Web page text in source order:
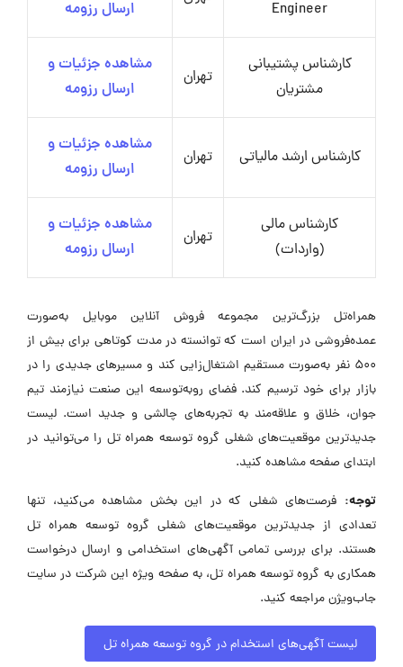
Engineer
ارسال رزومه
کارشناس پشتیبانی
مشتریان
تهران
مشاهده جزئیات و
ارسال رزومه
کارشناس ارشد مالیاتی تهران
مشاهده جزئیات و
ارسال رزومه
کارشناس مالی
(واردات)
تهران
مشاهده جزئیات و
ارسال رزومه
همراه‌تل بزرگ‌ترین مجموعه فروش آنلاین موبایل به‌صورت
عمده‌فروشی در ایران است که توانسته در مدت کوتاهی برای بیش از
۵۰۰ نفر به‌صورت مستقیم اشتغال‌زایی کند و مسیرهای جدیدی را در
بازار برای خود ترسیم کند. فضای رو‌به‌توسعه این صنعت نیازمند تیم
جوان، خلاق و علاقه‌مند به تجربه‌های چالشی و جدید است. لیست
جدیدترین موقعیت‌های شغلی گروه توسعه همراه تل را می‌توانید در
ابتدای صفحه مشاهده کنید.
توجه: فرصت‌های شغلی که در این بخش مشاهده می‌کنید، تنها
تعدادی از جدیدترین موقعیت‌های شغلی گروه توسعه همراه تل
هستند. برای بررسی تمامی آگهی‌های استخدامی و ارسال درخواست
همکاری به گروه توسعه همراه تل، به صفحه ویژه این شرکت در سایت
جاب‌ویژن مراجعه کنید.
لیست آگهی‌های استخدام در گروه توسعه همراه تل